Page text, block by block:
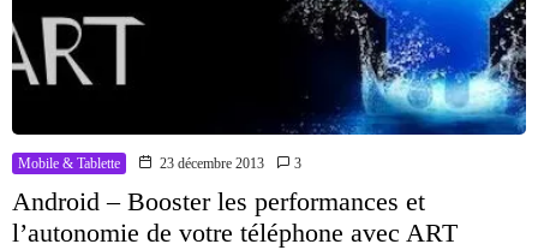
Mobile & Tablette 23 décembre 2013 3
Android – Booster les performances et
l’autonomie de votre téléphone avec ART